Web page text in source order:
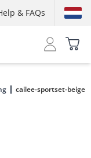
& FAQs
cailee-sportset-beige